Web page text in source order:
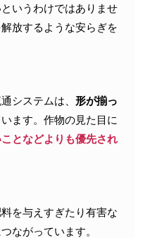
いうわけではありませ
放するような安らぎを
システムは、形が揃っ
ます。作物の見た目に
となどよりも優先され
を与えすぎたり有害な
ながっています。